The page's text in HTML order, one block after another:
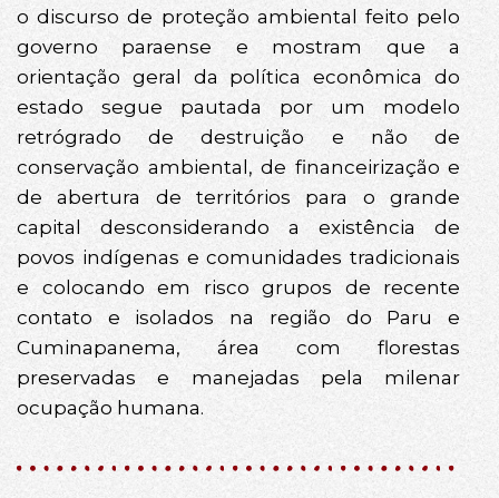
o discurso de proteção ambiental feito pelo
governo paraense e mostram que a
orientação geral da política econômica do
estado segue pautada por um modelo
retrógrado de destruição e não de
conservação ambiental, de financeirização e
de abertura de territórios para o grande
capital desconsiderando a existência de
povos indígenas e comunidades tradicionais
e colocando em risco grupos de recente
contato e isolados na região do Paru e
Cuminapanema, área com florestas
preservadas e manejadas pela milenar
ocupação humana.